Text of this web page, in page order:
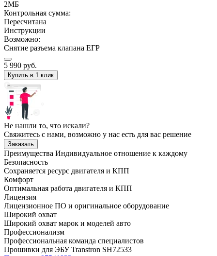
2МБ
Контрольная сумма:
Пересчитана
Инструкции
Возможно:
Снятие разъема клапана ЕГР
5 990 руб.
Купить в 1 клик
Не нашли то, что искали?
Свяжитесь с нами, возможно у нас есть для вас решение
Заказать
Преимущества Индивидуальное отношение к каждому
Безопасность
Сохраняется ресурс двигателя и КПП
Комфорт
Оптимальная работа двигателя и КПП
Лицензия
Лицензионное ПО и оригинальное оборудование
Широкий охват
Широкий охват марок и моделей авто
Профессионализм
Профессиональная команда специалистов
Прошивки для ЭБУ Transtron SH72533